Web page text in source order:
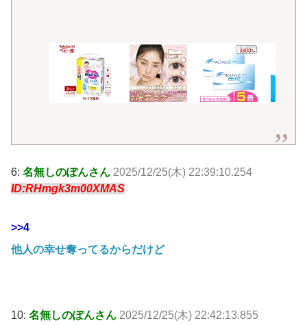
6: 名無しのぽんさん 2025/12/25(木) 22:39:10.254
ID:RHmgk3m00XMAS
>>4
他人の幸せ奪ってるからだけど
10: 名無しのぽんさん 2025/12/25(木) 22:42:13.855